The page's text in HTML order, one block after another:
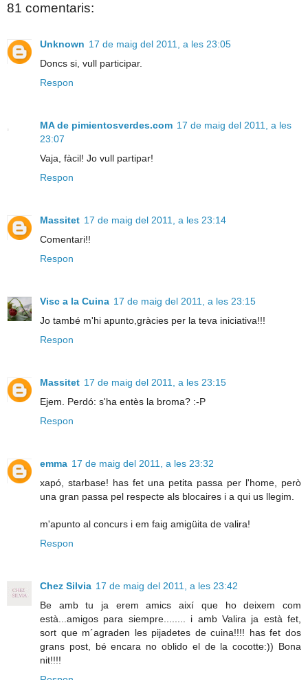
81 comentaris:
Unknown 17 de maig del 2011, a les 23:05
Doncs si, vull participar.
Respon
MA de pimientosverdes.com 17 de maig del 2011, a les
23:07
Vaja, fàcil! Jo vull partipar!
Respon
Massitet 17 de maig del 2011, a les 23:14
Comentari!!
Respon
Visc a la Cuina 17 de maig del 2011, a les 23:15
Jo també m'hi apunto,gràcies per la teva iniciativa!!!
Respon
Massitet 17 de maig del 2011, a les 23:15
Ejem. Perdó: s'ha entès la broma? :-P
Respon
emma 17 de maig del 2011, a les 23:32
xapó, starbase! has fet una petita passa per l'home, però
una gran passa pel respecte als blocaires i a qui us llegim.
m'apunto al concurs i em faig amigüita de valira!
Respon
Chez Silvia 17 de maig del 2011, a les 23:42
Be amb tu ja erem amics així que ho deixem com
està...amigos para siempre........ i amb Valira ja està fet,
sort que m´agraden les pijadetes de cuina!!!! has fet dos
grans post, bé encara no oblido el de la cocotte:)) Bona
nit!!!!